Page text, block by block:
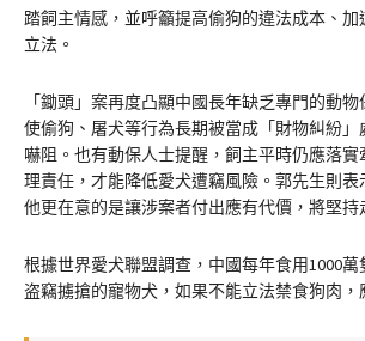
踏飼主情感，並呼籲提高偷狗的違法成本、
立法。
「鋤頭」案再度凸顯中國長年缺乏專門的動物
使偷狗、屠犬等行為長期被當成「財物糾紛
嚇阻。也有動保人士提醒，飼主平時仍應落
理責任，才能降低愛犬遭竊風險。郭先生則表
他更在意的是讓涉案者付出應有代價，將堅持
根據世界愛犬聯盟調查，中國每年食用1000
盗竊擄搶的寵物犬，如果不能立法禁食狗肉，